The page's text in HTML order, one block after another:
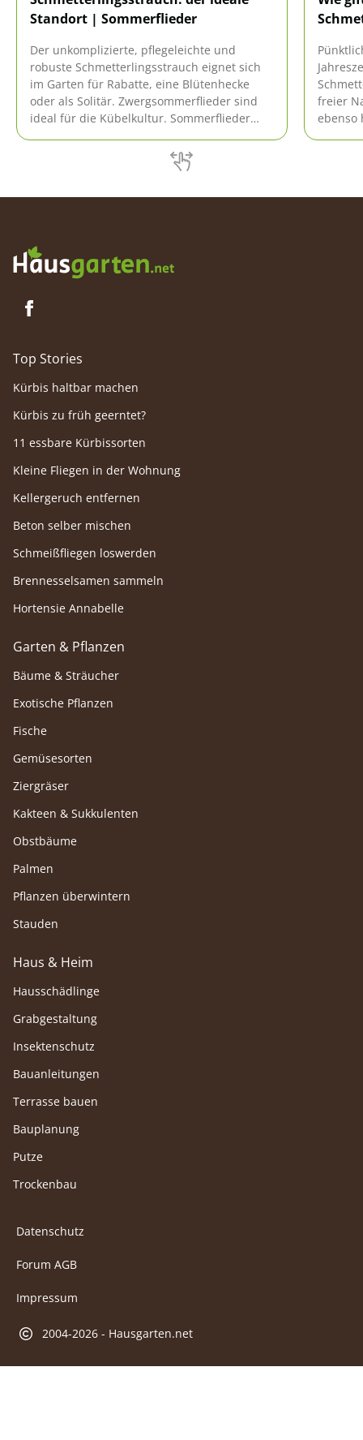
Standort | Sommerflieder
Der unkomplizierte, pflegeleichte und
robuste Schmetterlingsstrauch eignet sich
im Garten für Rabatte, eine Blütenhecke
oder als Solitär. Zwergsommerflieder sind
ideal für die Kübelkultur. Sommerflieder
Magnet für viele Schmetterlinge.
freier
ebenso
Top Stories
Kürbis haltbar machen
Kürbis zu früh geerntet?
11 essbare Kürbissorten
Kleine Fliegen in der Wohnung
Kellergeruch entfernen
Beton selber mischen
Schmeißfliegen loswerden
Brennesselsamen sammeln
Hortensie Annabelle
Garten & Pflanzen
Bäume & Sträucher
Exotische Pflanzen
Fische
Gemüsesorten
Ziergräser
Kakteen & Sukkulenten
Obstbäume
Palmen
Pflanzen überwintern
Stauden
Haus & Heim
Hausschädlinge
Grabgestaltung
Insektenschutz
Bauanleitungen
Terrasse bauen
Bauplanung
Putze
Trockenbau
Datenschutz
Forum AGB
Impressum
2004-2026 - Hausgarten.net